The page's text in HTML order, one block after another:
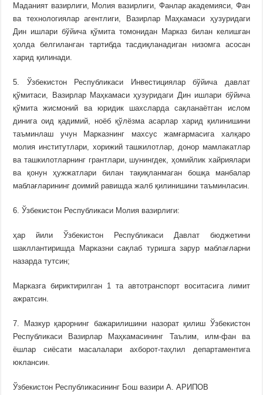
Маданият вазирлиги, Молия вазирлиги, Фанлар академияси, Фан
ва технологиялар агентлиги, Вазирлар Маҳкамаси ҳузуридаги
Дин ишлари бўйича қўмита томонидан Марказ билан келишган
ҳолда белгиланган тартибда тасдиқланадиган низомга асосан
харид қилинади.
5. Ўзбекистон Республикаси Инвестициялар бўйича давлат
қўмитаси, Вазирлар Маҳкамаси ҳузуридаги Дин ишлари бўйича
қўмита жисмоний ва юридик шахсларда сақланаётган ислом
динига оид қадимий, ноёб қўлёзма асарлар харид қилинишини
таъминлаш учун Марказнинг махсус жамғармасига халқаро
молия институтлари, хорижий ташкилотлар, донор мамлакатлар
ва ташкилотларнинг грантлари, шунингдек, ҳомийлик хайриялари
ва қонун ҳужжатлари билан тақиқланмаган бошқа манбалар
маблағларининг доимий равишда жалб қилинишини таъминласин.
6. Ўзбекистон Республикаси Молия вазирлиги:
ҳар йили Ўзбекистон Республикаси Давлат бюджетини
шакллантиришда Марказни сақлаб туришга зарур маблағларни
назарда тутсин;
Марказга бириктирилган 1 та автотранспорт воситасига лимит
ажратсин.
7. Мазкур қарорнинг бажарилишини назорат қилиш Ўзбекистон
Республикаси Вазирлар Маҳкамасининг Таълим, илм-фан ва
ёшлар сиёсати масалалари ахборот-таҳлил департаментига
юклансин.
Ўзбекистон Республикасининг Бош вазири А. АРИПОВ